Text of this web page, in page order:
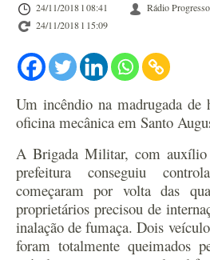
24/11/2018 l 08:41
Rádio
24/11/2018 l 15:09
Um incêndio na madrugada
oficina mecânica em Santo
A Brigada Militar, com auxílio
prefeitura conseguiu
começaram por volta das
proprietários precisou de
inalação de fumaça. Dois
foram totalmente queimados